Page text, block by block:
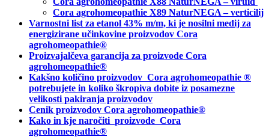
Cora agrohomeopathie X89 NaturNEGA – verticilij
Varnostni list za etanol 43% m/m, ki je nosilni medij za
energizirane učinkovine proizvodov Cora
agrohomeopathie®
Proizvajalčeva garancija za proizvode Cora
agrohomeopathie®
Kakšno količino proizvodov Cora agrohomeopathie ®
potrebujete in koliko škropiva dobite iz posamezne
velikosti pakiranja proizvodov
Cenik proizvodov Cora agrohomeopathie®
Kako in kje naročiti proizvode Cora
agrohomeopathie®